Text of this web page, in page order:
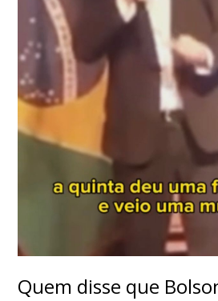
Quem disse que